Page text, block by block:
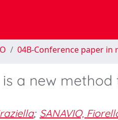
04B-Conference paper in
a new method
; SANAVIO,